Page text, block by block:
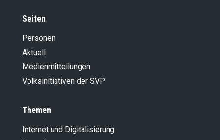
Seiten
Personen
Aktuell
Medienmitteilungen
Volksinitiativen der SVP
Themen
Internet und Digitalisierung